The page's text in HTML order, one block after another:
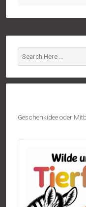
Geschenkidee oder